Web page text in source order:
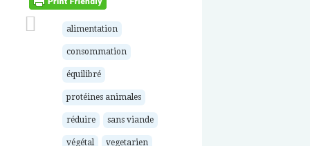
alimentation
consommation
équilibré
protéines animales
réduire sans viande
végétal vegetarien